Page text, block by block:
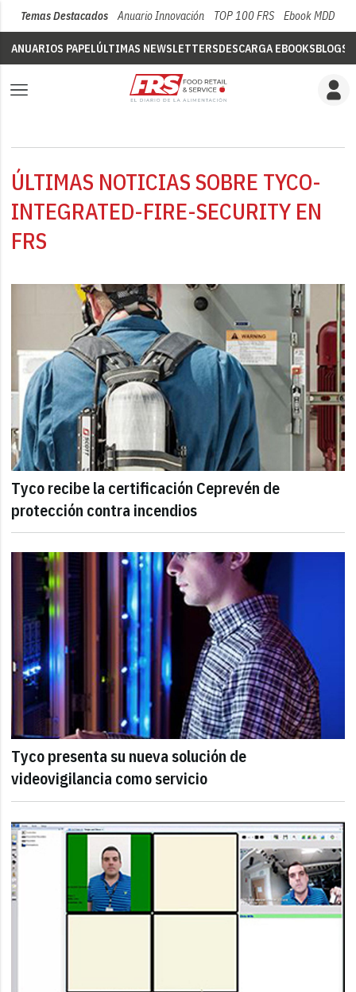
Temas Destacados Anuario Innovación TOP 100 FRS Ebook MDD
ANUARIOS PAPELÚLTIMAS NEWSLETTERSDESCARGA EBOOKSBLOGS
ÚLTIMAS NOTICIAS SOBRE TYCO-
INTEGRATED-FIRE-SECURITY EN
FRS
Tyco recibe la certificación Ceprevén de
protección contra incendios
Tyco presenta su nueva solución de
videovigilancia como servicio